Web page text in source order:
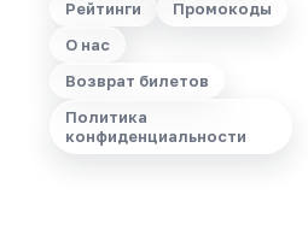
Рейтинги
Промокоды
О нас
Возврат билетов
Политика
конфиденциальности